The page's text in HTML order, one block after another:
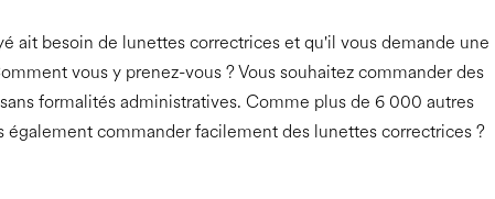
ait besoin de lunettes correctrices et qu'il vous demande une
vous y prenez-vous ? Vous souhaitez commander des
formalités administratives. Comme plus de 6 000 autres
également commander facilement des lunettes correctrices ?